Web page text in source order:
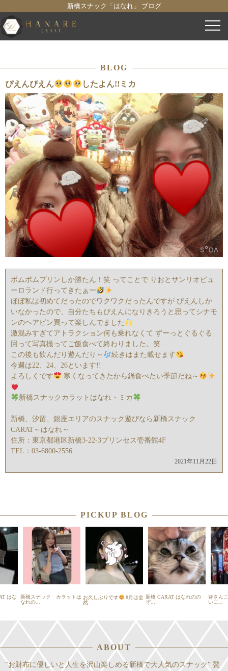
新橋スナック「はなれ」 ブログ
コ
ン
ツ
ス
キ
ッ
プ
BLOG
ぴえんぴえん
したよん!!ミカ
ポムポムプリンしか勝たん！笑 ってことで りおとサンリオピュ
ーロランド行ってきたぁー
ほぼ私は初めてだったのでワクワクだったんですが ぴえんしか
いなかったので、自分たちもぴえんになりきろうと思ってシナモ
ンのヘアピン買って楽しんでました
激混みすぎてアトラクション何も乗れなくて ずーっとぐるぐる
回って写真撮ってご飯食べて終わりました。笑
この後も飲んだり遊んだり～
続きはまた載せます
今週は22、24、26といます!!
よろしくです
寒くなってきたから鍋食べたい季節だね～
新橋スナックカラットはなれ・ミカ
新橋、汐留、銀座エリアのスナック遊びなら新橋スナック
CARAT～はなれ～
住所：東京都港区新橋3‐22‐3プリンセス壱番館4F
TEL：03‐6800‐2556
2021年11月22日
PICKUP BLOG
はな
新橋スナック カラットは
なれの...
お久しぶりです
8月は全
然...
新橋 CARAT はなれのの
ぞ...
皆さん
いに...
ABOUT
"お財布に優しいと人生を沢山楽しめる新橋で大人気のスナック" 贅